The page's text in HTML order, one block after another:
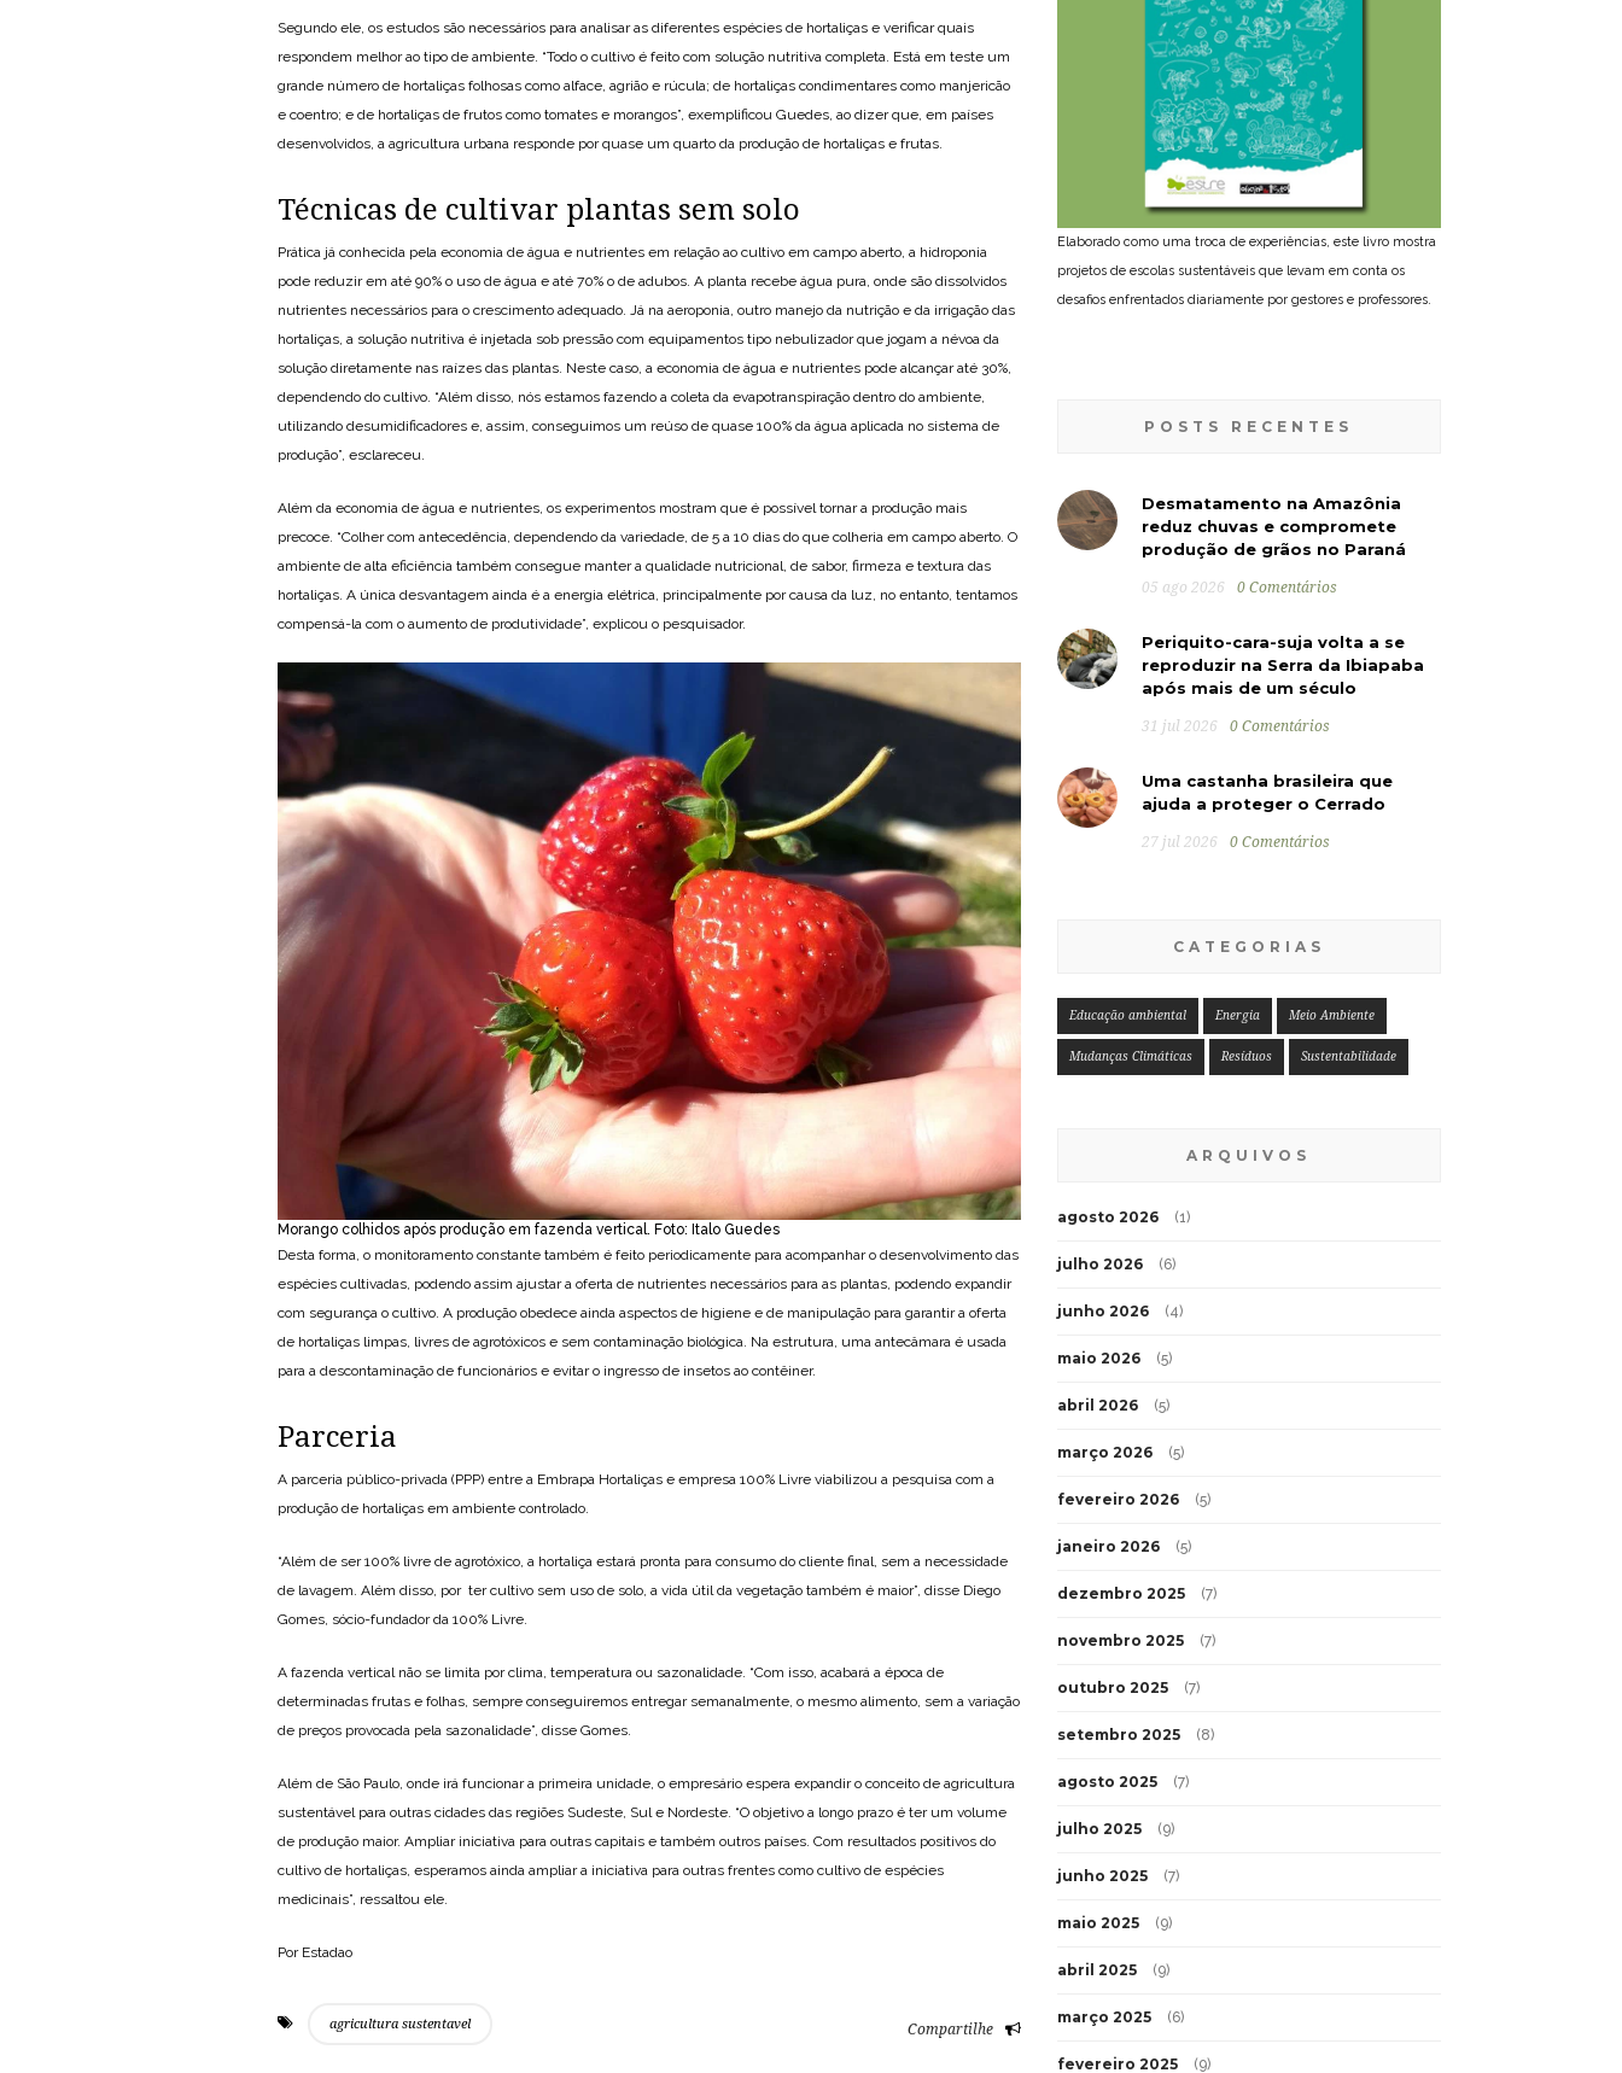
Segundo ele, os estudos são necessários para analisar as diferentes espécies de hortaliças e verificar quais
respondem melhor ao tipo de ambiente. “Todo o cultivo é feito com solução nutritiva completa. Está em teste um
grande número de hortaliças folhosas como alface, agrião e rúcula; de hortaliças condimentares como manjericão
e coentro; e de hortaliças de frutos como tomates e morangos”, exemplificou Guedes, ao dizer que, em países
desenvolvidos, a agricultura urbana responde por quase um quarto da produção de hortaliças e frutas.
Técnicas de cultivar plantas sem solo
Prática já conhecida pela economia de água e nutrientes em relação ao cultivo em campo aberto, a hidroponia
pode reduzir em até 90% o uso de água e até 70% o de adubos. A planta recebe água pura, onde são dissolvidos
nutrientes necessários para o crescimento adequado. Já na aeroponia, outro manejo da nutrição e da irrigação das
hortaliças, a solução nutritiva é injetada sob pressão com equipamentos tipo nebulizador que jogam a névoa da
solução diretamente nas raízes das plantas. Neste caso, a economia de água e nutrientes pode alcançar até 30%,
dependendo do cultivo. “Além disso, nós estamos fazendo a coleta da evapotranspiração dentro do ambiente,
utilizando desumidificadores e, assim, conseguimos um reúso de quase 100% da água aplicada no sistema de
produção”, esclareceu.
Além da economia de água e nutrientes, os experimentos mostram que é possível tornar a produção mais
precoce. “Colher com antecedência, dependendo da variedade, de 5 a 10 dias do que colheria em campo aberto. O
ambiente de alta eficiência também consegue manter a qualidade nutricional, de sabor, firmeza e textura das
hortaliças. A única desvantagem ainda é a energia elétrica, principalmente por causa da luz, no entanto, tentamos
compensá-la com o aumento de produtividade”, explicou o pesquisador.
Morango colhidos após produção em fazenda vertical. Foto: Italo Guedes
Desta forma, o monitoramento constante também é feito periodicamente para acompanhar o desenvolvimento das
espécies cultivadas, podendo assim ajustar a oferta de nutrientes necessários para as plantas, podendo expandir
com segurança o cultivo. A produção obedece ainda aspectos de higiene e de manipulação para garantir a oferta
de hortaliças limpas, livres de agrotóxicos e sem contaminação biológica. Na estrutura, uma antecâmara é usada
para a descontaminação de funcionários e evitar o ingresso de insetos ao contêiner.
Parceria
A parceria público-privada (PPP) entre a Embrapa Hortaliças e empresa 100% Livre viabilizou a pesquisa com a
produção de hortaliças em ambiente controlado.
“Além de ser 100% livre de agrotóxico, a hortaliça estará pronta para consumo do cliente final, sem a necessidade
de lavagem. Além disso, por ter cultivo sem uso de solo, a vida útil da vegetação também é maior”, disse Diego
Gomes, sócio-fundador da 100% Livre.
A fazenda vertical não se limita por clima, temperatura ou sazonalidade. “Com isso, acabará a época de
determinadas frutas e folhas, sempre conseguiremos entregar semanalmente, o mesmo alimento, sem a variação
de preços provocada pela sazonalidade”, disse Gomes.
Além de São Paulo, onde irá funcionar a primeira unidade, o empresário espera expandir o conceito de agricultura
sustentável para outras cidades das regiões Sudeste, Sul e Nordeste. “O objetivo a longo prazo é ter um volume
de produção maior. Ampliar iniciativa para outras capitais e também outros países. Com resultados positivos do
cultivo de hortaliças, esperamos ainda ampliar a iniciativa para outras frentes como cultivo de espécies
medicinais”, ressaltou ele.
Por Estadao
agricultura sustentavel Compartilhe
Elaborado como uma troca de experiências, este livro mostra
projetos de escolas sustentáveis que levam em conta os
desafios enfrentados diariamente por gestores e professores.
POSTS RECENTES
Desmatamento na Amazônia
reduz chuvas e compromete
produção de grãos no Paraná
05 ago 2026 0 Comentários
Periquito-cara-suja volta a se
reproduzir na Serra da Ibiapaba
após mais de um século
31 jul 2026 0 Comentários
Uma castanha brasileira que
ajuda a proteger o Cerrado
27 jul 2026 0 Comentários
CATEGORIAS
Educação ambiental Energia Meio Ambiente
Mudanças Climáticas Resíduos Sustentabilidade
ARQUIVOS
agosto 2026 (1)
julho 2026 (6)
junho 2026 (4)
maio 2026 (5)
abril 2026 (5)
março 2026 (5)
fevereiro 2026 (5)
janeiro 2026 (5)
dezembro 2025 (7)
novembro 2025 (7)
outubro 2025 (7)
setembro 2025 (8)
agosto 2025 (7)
julho 2025 (9)
junho 2025 (7)
maio 2025 (9)
abril 2025 (9)
março 2025 (6)
fevereiro 2025 (9)